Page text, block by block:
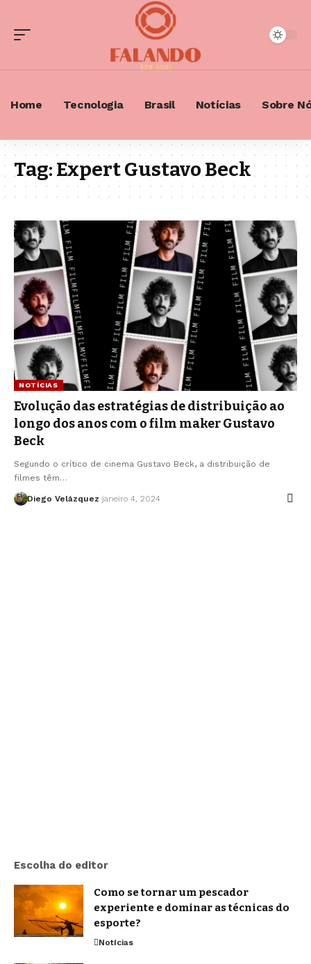
Home Tecnologia Brasil Notícias Sobre
Tag:Expert Gustavo Beck
NOTÍCIAS
Evolução das estratégias de distribuição ao
longo dos anos com o film maker Gustavo
Beck
Segundo o crítico de cinema Gustavo Beck, a distribuição de
filmes têm…
Diego Velázquez janeiro 4, 2024
Escolha do editor
Como se tornar um pescador
experiente e dominar as técnicas do
esporte?
Notícias